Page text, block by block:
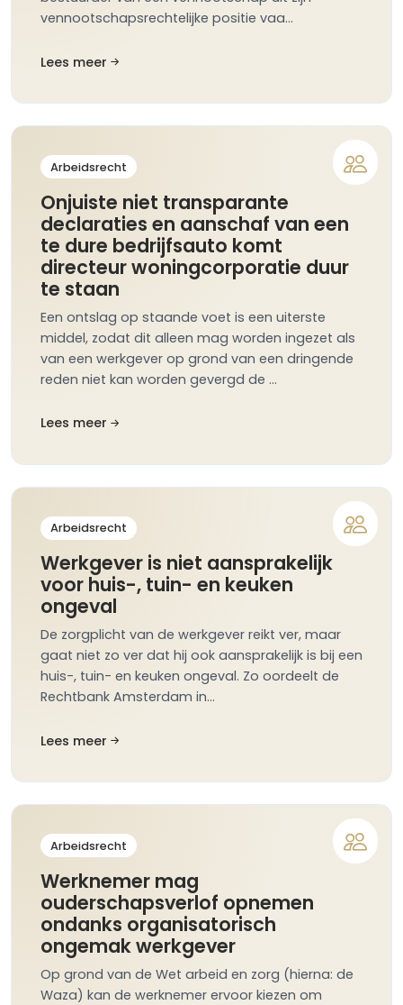
vennootschapsrechtelijke positie vaa…
Lees meer
Arbeidsrecht
Onjuiste niet transparante
declaraties en aanschaf van een
te dure bedrijfsauto komt
directeur woningcorporatie duur
te staan
Een ontslag op staande voet is een uiterste
middel, zodat dit alleen mag worden ingezet als
van een werkgever op grond van een dringende
reden niet kan worden gevergd de …
Lees meer
Arbeidsrecht
Werkgever is niet aansprakelijk
voor huis-, tuin- en keuken
ongeval
De zorgplicht van de werkgever reikt ver, maar
gaat niet zo ver dat hij ook aansprakelijk is bij een
huis-, tuin- en keuken ongeval. Zo oordeelt de
Rechtbank Amsterdam in…
Lees meer
Arbeidsrecht
Werknemer mag
ouderschapsverlof opnemen
ondanks organisatorisch
ongemak werkgever
Op grond van de Wet arbeid en zorg (hierna: de
Waza) kan de werknemer ervoor kiezen om